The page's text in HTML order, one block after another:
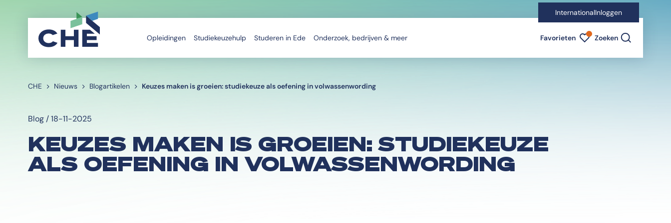
InternationalInloggen
Opleidingen Studiekeuzehulp Studeren in Ede Onderzoek, bedrijven & meer Favorieten Favorieten indicator
Zoeken
CHE Nieuws Blogartikelen Keuzes maken is groeien: studiekeuze als oefening in volwassenwording
Blog / 18-11-2025
KEUZES MAKEN IS GROEIEN: STUDIEKEUZE
ALS OEFENING IN VOLWASSENWORDING